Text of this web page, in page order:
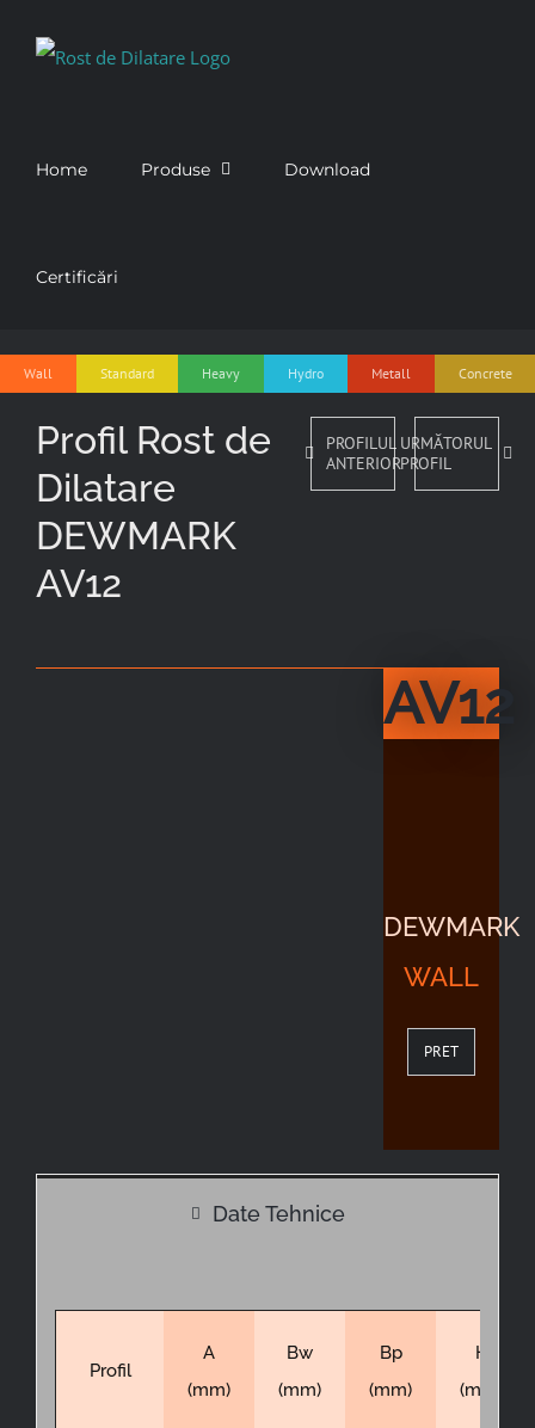
Home Produse Download
Certificări
Wall Standard Heavy Hydro Metall Concrete
Profil Rost de
Dilatare
DEWMARK
AV12
PROFILUL
ANTERIOR
URMĂTORUL
PROFIL
AV12
DEWMARK
WALL
PRET
Date Tehnice
Profil
A
(mm)
Bw
(mm)
Bp
(mm)
H
(mm)